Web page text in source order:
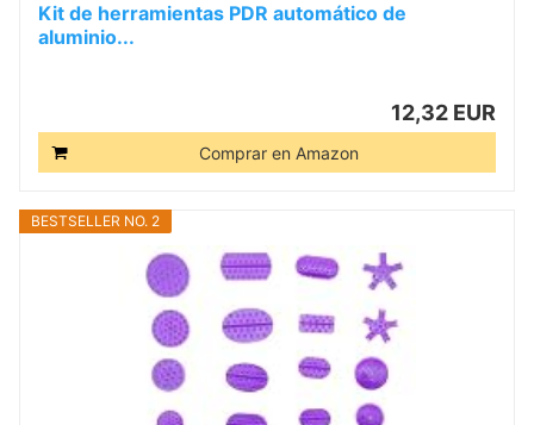
Kit de herramientas PDR automático de
aluminio...
12,32 EUR
Comprar en Amazon
BESTSELLER NO. 2